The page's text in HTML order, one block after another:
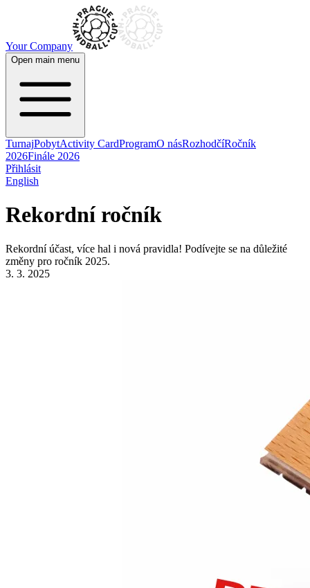
Your Company
Open main menu
TurnajPobytActivity CardProgramO násRozhodčíRočník
2026Finále 2026
Přihlásit
English
Rekordní ročník
Rekordní účast, více hal i nová pravidla! Podívejte se na důležité
změny pro ročník 2025.
3. 3. 2025